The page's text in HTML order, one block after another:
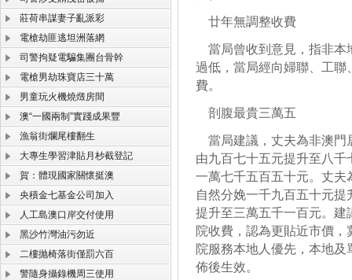
莊荷串謀妻子亂派彩
電槍劫匪逃坦洲落網
司警拘疑電騙集團台骨幹
電槍男劫珠寶店三十萬
男童玩火機燒燬房間
澳“一國兩制”實踐成果豐
漁翁街爛尾樓翻生
大專生學習津貼月杪截登記
賀：體現國家關懷挺澳
央積金七基金公司加入
人工島澳口岸交付使用
黑沙竹灣油污勿近
二樓抛椅落街僅罰六百
警隨身攝錄機周三使用
廿年無調整收費
當局曾收到意見，指非本
過低，當局經向婦聯、工
費。
剖腹最貴三萬五
當局建議，丈夫為非澳門
由九百七十五元提升至八
一萬七千五百五十元。丈
自然分娩一千九百五十元
提升至三萬五千一百元。
院收費，認為更貼近市價
院服務本地人優先，本地
佈後生效。